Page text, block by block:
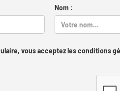
Nom :
vous acceptez les conditions